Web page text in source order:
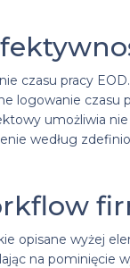
czasu pracy
logowanie
umożliwia
według
opisane wyżej
na